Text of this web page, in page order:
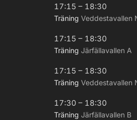
17:15 – 18:30
Träning Veddestavallen
17:15 – 18:30
Träning Järfällavallen A
17:15 – 18:30
Träning Veddestavallen
17:30 – 18:30
Träning Järfällavallen B